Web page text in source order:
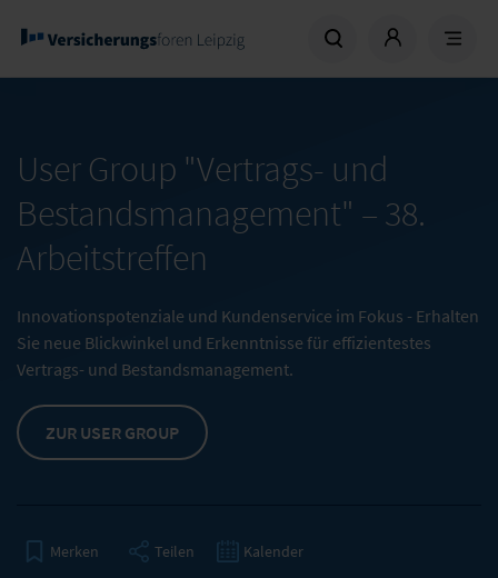
User Group "Vertrags- und
Bestandsmanagement" – 38.
Arbeitstreffen
Innovationspotenziale und Kundenservice im Fokus - Erhalten
Sie neue Blickwinkel und Erkenntnisse für effizientestes
Vertrags- und Bestandsmanagement.
ZUR USER GROUP
Merken Teilen Kalender